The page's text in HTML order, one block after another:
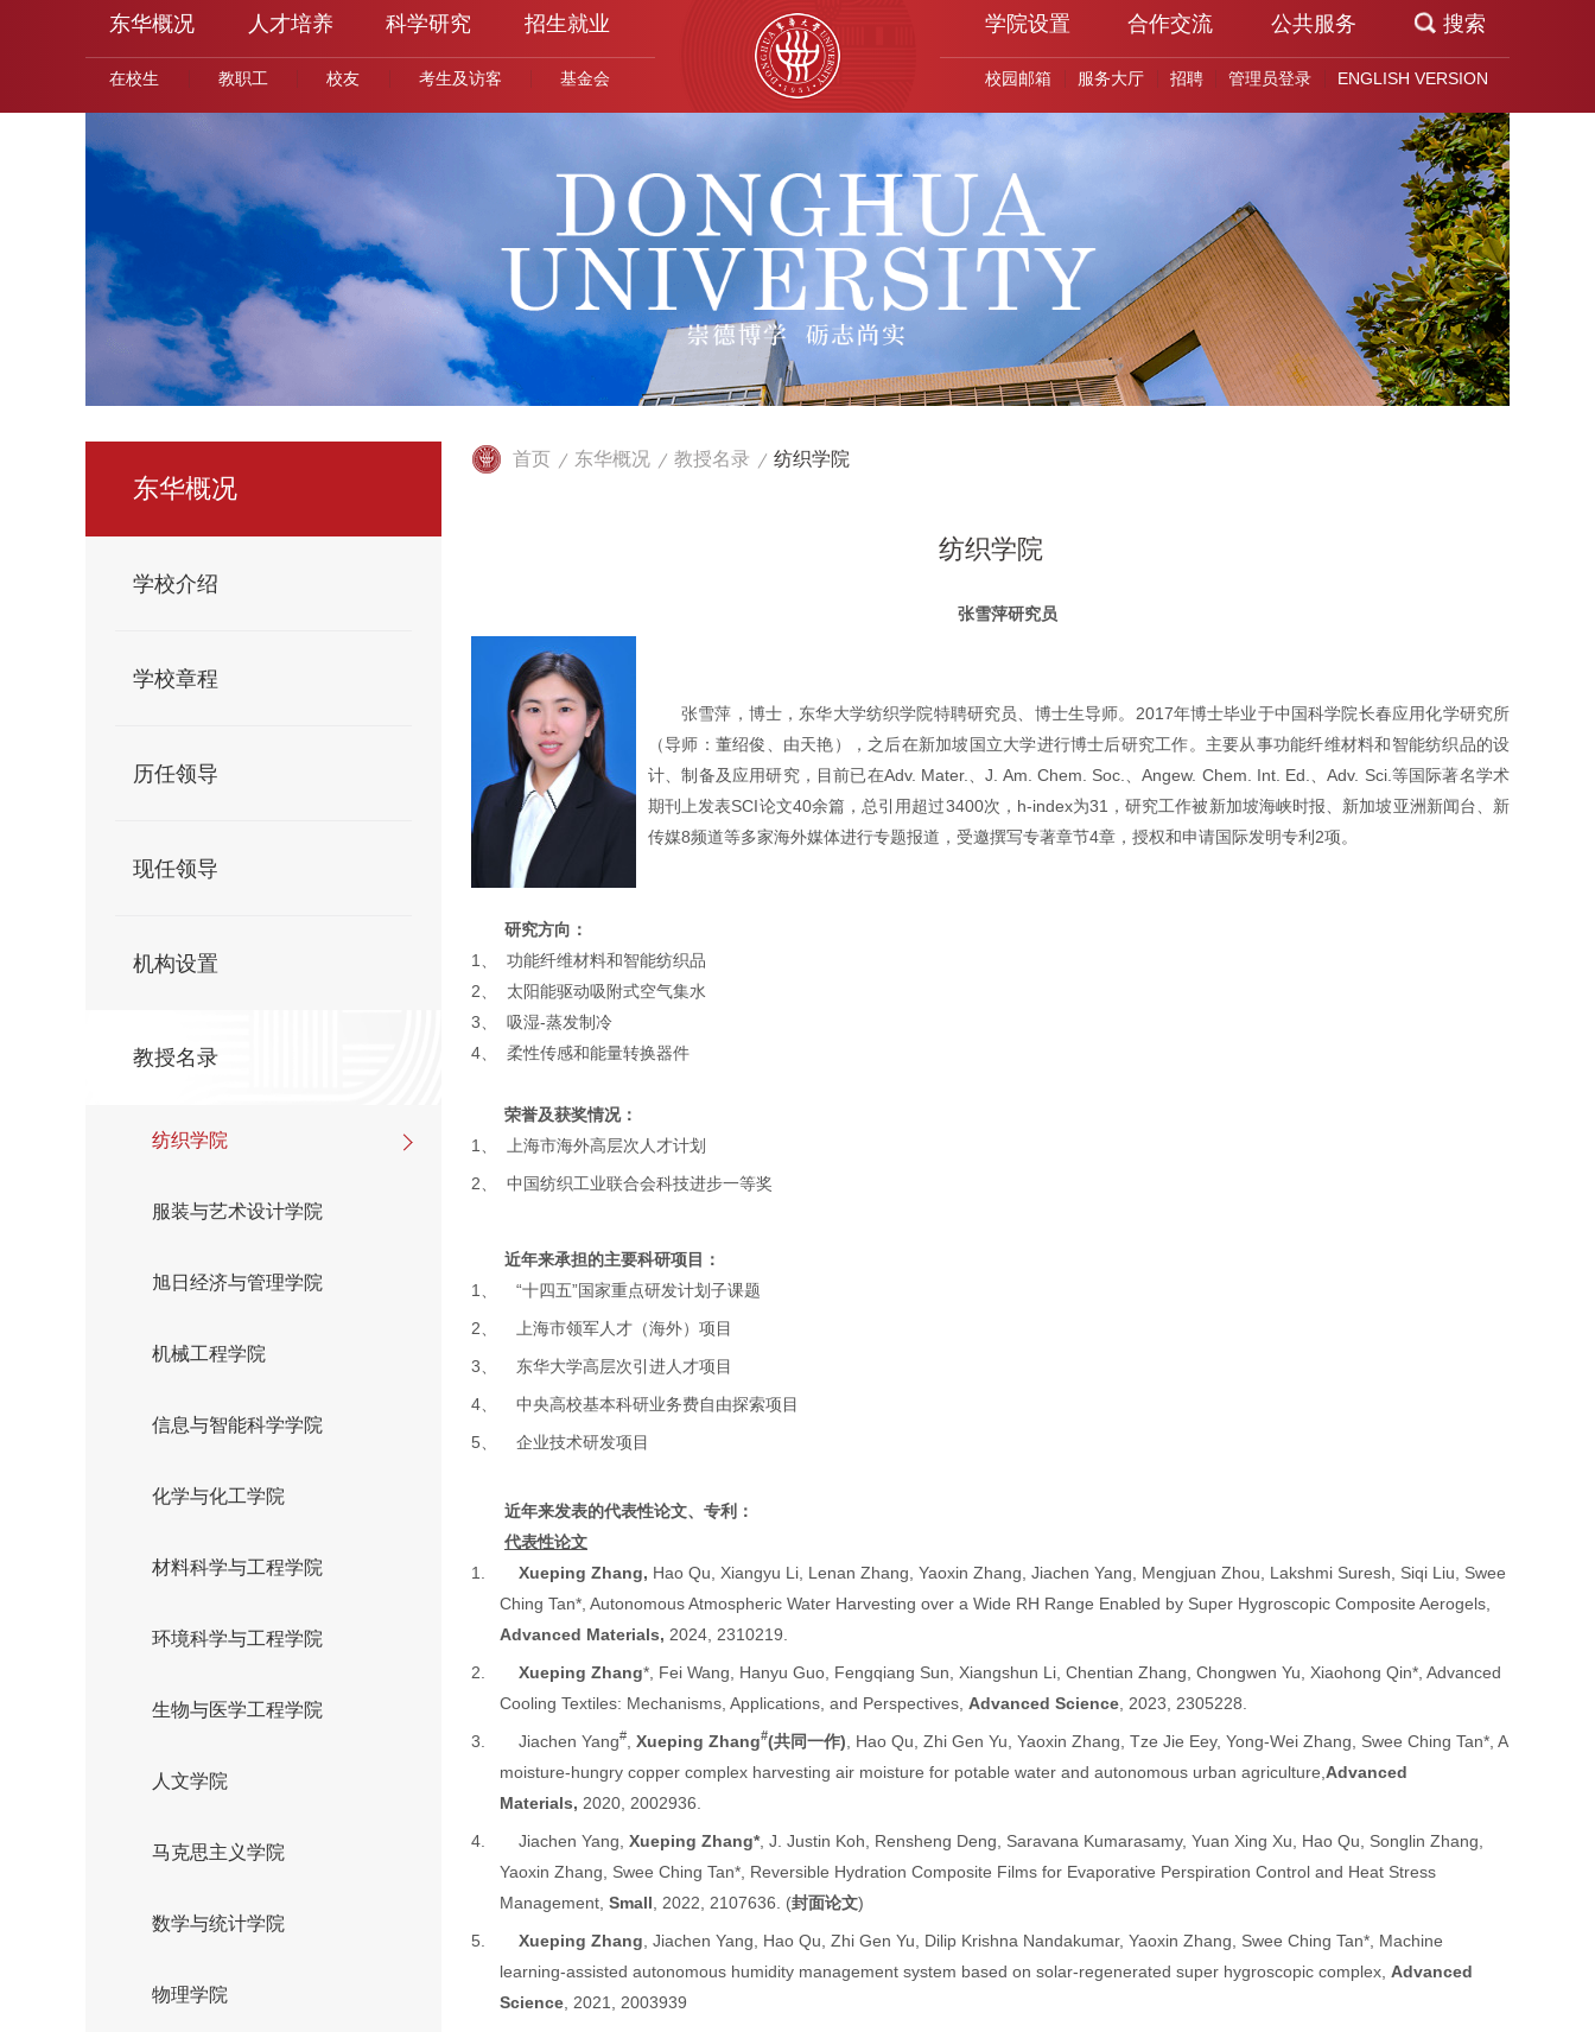
学院设置 合作交流 公共服务 搜索
校园邮箱 服务大厅 招聘 管理员登录 ENGLISH VERSION
东华概况 人才培养 科学研究 招生就业
在校生 教职工 校友 考生及访客 基金会
东华概况
学校介绍
学校章程
历任领导
现任领导
机构设置
教授名录
纺织学院
服装与艺术设计学院
旭日经济与管理学院
机械工程学院
信息与智能科学学院
化学与化工学院
材料科学与工程学院
环境科学与工程学院
生物与医学工程学院
人文学院
马克思主义学院
数学与统计学院
物理学院
首页 东华概况 教授名录 纺织学院
纺织学院
张雪萍研究员
张雪萍，博士，东华大学纺织学院特聘研究员、博士生导师。 2017年博士毕业于中国科学院长春应用化学研究所
（导师：董绍俊、由天艳），之后在新加坡国立大学进行博士后研究工作。主要从事功能纤维材料和智能纺织品的设
计、制备及应用研究，目前已在Adv. Mater. 、J. Am. Chem. Soc. 、Angew. Chem. Int. Ed. 、Adv. Sci. 等国际著名学术
期刊上发表SCI论文40余篇，总引用超过3400次， h-index为31 ，研究工作被新加坡海峡时报、新加坡亚洲新闻台、新
传媒8频道等多家海外媒体进行专题报道，受邀撰写专著章节4章，授权和申请国际发明专利2项。
研究方向：
1、
功能纤维材料和智能纺织品
2、
太阳能驱动吸附式空气集水
3、
吸湿-蒸发制冷
4、
柔性传感和能量转换器件
荣誉及获奖情况：
1、
上海市海外高层次人才计划
2、
中国纺织工业联合会科技进步一等奖
近年来承担的主要科研项目：
1、
“十四五”国家重点研发计划子课题
2、
上海市领军人才（海外）项目
3、
东华大学高层次引进人才项目
4、
中央高校基本科研业务费自由探索项目
5、
企业技术研发项目
近年来发表的代表性论文、专利：
代表性论文
1.
Xueping Zhang, Hao Qu, Xiangyu Li, Lenan Zhang, Yaoxin Zhang, Jiachen Yang, Mengjuan Zhou, Lakshmi Suresh, Siqi Liu, Swee
Ching Tan*, Autonomous Atmospheric Water Harvesting over a Wide RH Range Enabled by Super Hygroscopic Composite Aerogels,
Advanced Materials, 2024, 2310219.
2.
Xueping Zhang*, Fei Wang, Hanyu Guo, Fengqiang Sun, Xiangshun Li, Chentian Zhang, Chongwen Yu, Xiaohong Qin*, Advanced
Cooling Textiles: Mechanisms, Applications, and Perspectives, Advanced Science , 2023, 2305228.
3.
Jiachen Yang# Xueping Zhang#(共同一作) , Hao Qu, Zhi Gen Yu, Yaoxin Zhang, Tze Jie Eey, Yong-Wei Zhang, Swee Ching Tan*, A
moisture-hungry copper complex harvesting air moisture for potable water and autonomous urban agriculture, Advanced
Materials, 2020, 2002936
4.
Jiachen Yang, Xueping Zhang*, J. Justin Koh, Rensheng Deng, Saravana Kumarasamy, Yuan Xing Xu, Hao Qu, Songlin Zhang,
Yaoxin Zhang, Swee Ching Tan*, Reversible Hydration Composite Films for Evaporative Perspiration Control and Heat Stress
Management, Small , 2022, 2107636. (封面论文)
5.
Xueping Zhang , Jiachen Yang, Hao Qu, Zhi Gen Yu, Dilip Krishna Nandakumar, Yaoxin Zhang, Swee Ching Tan*, Machine
learning-assisted autonomous humidity management system based on solar-regenerated super hygroscopic complex, Advanced
Science , 2021, 2003939